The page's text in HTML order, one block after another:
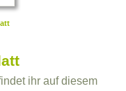
ihr auf diesem